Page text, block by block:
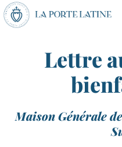
Lettre
Maison Générale